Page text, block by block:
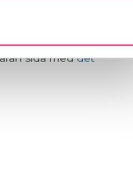
sida meddet